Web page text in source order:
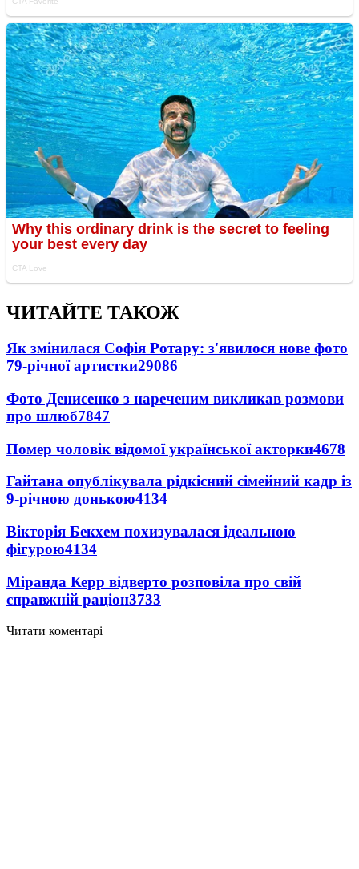
ЧИТАЙТЕ ТАКОЖ
Як змінилася Софія Ротару: з'явилося нове фото
79-річної артистки29086
Фото Денисенко з нареченим викликав розмови
про шлюб7847
Помер чоловік відомої української акторки4678
Гайтана опублікувала рідкісний сімейний кадр із
9-річною донькою4134
Вікторія Бекхем похизувалася ідеальною
фігурою4134
Міранда Керр відверто розповіла про свій
справжній раціон3733
Читати коментарі